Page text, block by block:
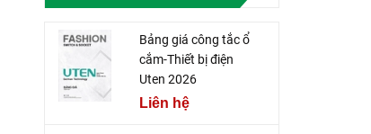
Bảng giá công tắc ổ
cắm-Thiết bị điện
Uten 2026
Liên hệ